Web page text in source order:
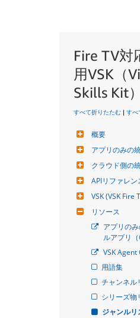
Fire TV対
用VSK（
Skills Kit）
すべて折りたたむ | すべ
概要
アプリのみの
クラウド側の
APIリファレン
VSK (VSK Fire
リソース
アプリの
ルアプリ（
VSK
用語集
チャンネル
シリーズ物
ジャンルリ